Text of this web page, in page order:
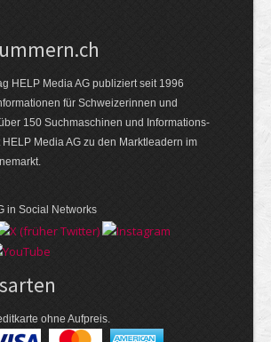
HELP Media AG publiziert seit 1996
für Schweizerinnen und
150 Suchmaschinen und Informations­
Media AG zu den Marktleadern im
in Social Networks
ohne Aufpreis.